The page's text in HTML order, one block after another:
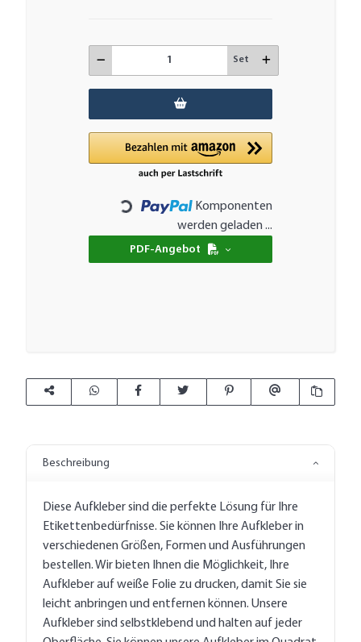
Set
Loading...
Komponenten
werden geladen ...
PDF-Angebot
Beschreibung
Diese Aufkleber sind die perfekte Lösung für Ihre
Etikettenbedürfnisse. Sie können Ihre Aufkleber in
verschiedenen Größen, Formen und Ausführungen
bestellen. Wir bieten Ihnen die Möglichkeit, Ihre
Aufkleber auf weiße Folie zu drucken, damit Sie sie
leicht anbringen und entfernen können. Unsere
Aufkleber sind selbstklebend und halten auf jeder